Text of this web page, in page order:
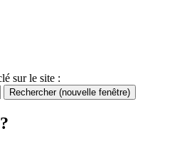
sur le site :
Rechercher (nouvelle fenêtre)